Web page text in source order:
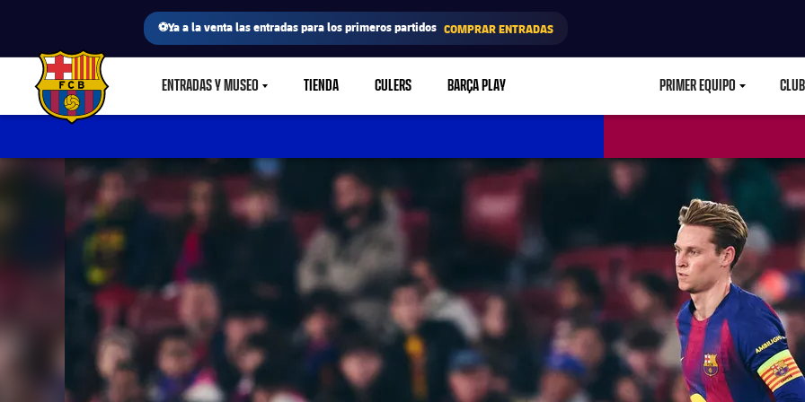
⚽Ya a la venta las entradas para los primeros partidos COMPRAR ENTRADAS
FC Barcelona club badge ENTRADAS Y MUSEOLABEL.SHARE.CARETDOWN
TIENDA CULERS BARÇA PLAY PRIMER EQUIPO CLUB